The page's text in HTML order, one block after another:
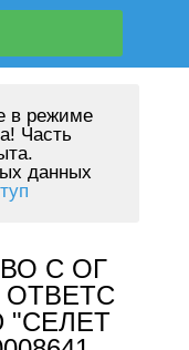
в режиме
Часть
данных
С ОГ
"СЕЛЕТ